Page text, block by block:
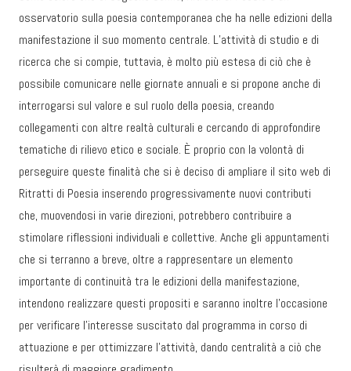
osservatorio sulla poesia contemporanea che ha nelle edizioni della
manifestazione il suo momento centrale. L’attività di studio e di
ricerca che si compie, tuttavia, è molto più estesa di ciò che è
possibile comunicare nelle giornate annuali e si propone anche di
interrogarsi sul valore e sul ruolo della poesia, creando
collegamenti con altre realtà culturali e cercando di approfondire
tematiche di rilievo etico e sociale. È proprio con la volontà di
perseguire queste finalità che si è deciso di ampliare il sito web di
Ritratti di Poesia inserendo progressivamente nuovi contributi
che, muovendosi in varie direzioni, potrebbero contribuire a
stimolare riflessioni individuali e collettive. Anche gli appuntamenti
che si terranno a breve, oltre a rappresentare un elemento
importante di continuità tra le edizioni della manifestazione,
intendono realizzare questi propositi e saranno inoltre l’occasione
per verificare l’interesse suscitato dal programma in corso di
attuazione e per ottimizzare l’attività, dando centralità a ciò che